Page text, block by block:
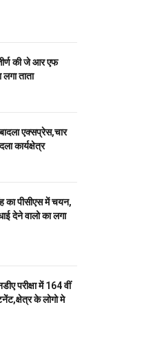
की जे आर एफ
लगा ताता
एक्सप्रेस,चार
कार्यक्षेत्र
का पीसीएस में चयन,
देने वालो का लगा
परीक्षा में 164 वीं
के लोगो मे